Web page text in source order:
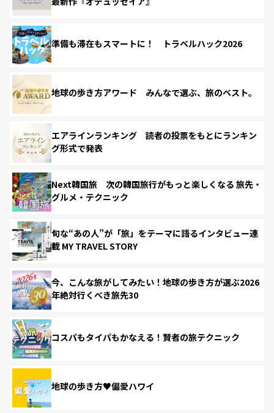
準備も滞在もスマートに！ トラベルハック2026
地球の歩き方アワード みんなで選ぶ、旅のベスト。
エアラインランキング 読者の投票をもとにランキン
グ形式で発表
Next韓国旅 次の韓国旅行がもっと楽しくなる 旅先・
グルメ・テクニック
旬な“あの人”が「旅」をテーマに語るインタビュー連
載 MY TRAVEL STORY
今、こんな旅がしてみたい！地球の歩き方が選ぶ2026
年絶対行くべき旅先30
コスパもタイパもかなえる！賢者の旅テクニック
地球の歩き方♥偏愛ハワイ